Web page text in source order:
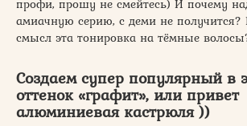
профи, прошу не смейтесь) И почему
амиачную серию, с деми не
смысл эта тонировка на тёмные
Создаем супер популярный в
оттенок «графит», или привет
алюминиевая кастрюля ))